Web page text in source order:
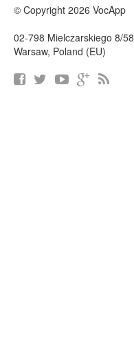
© Copyright 2026 VocApp
02-798 Mielczarskiego 8/58
Warsaw, Poland (EU)